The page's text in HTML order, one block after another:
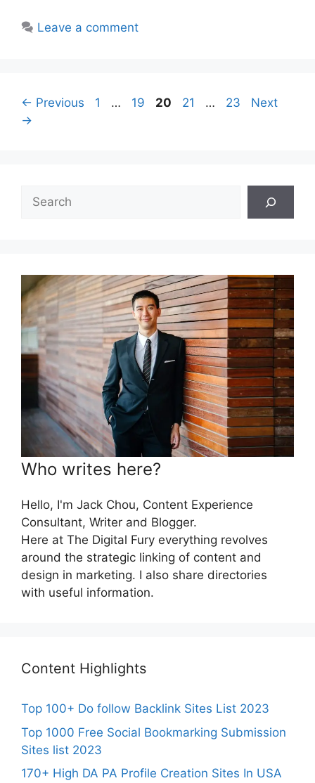
Leave a comment
Post
navigation
← Previous Page
1 … Page
19 Page
20 Page
21 … Page
23
Next
→
Search
Who writes here?
Hello, I'm Jack Chou, Content Experience
Consultant, Writer and Blogger.
Here at The Digital Fury everything revolves
around the strategic linking of content and
design in marketing. I also share directories
with useful information.
Content Highlights
Top 100+ Do follow Backlink Sites List 2023
Top 1000 Free Social Bookmarking Submission
Sites list 2023
170+ High DA PA Profile Creation Sites In USA